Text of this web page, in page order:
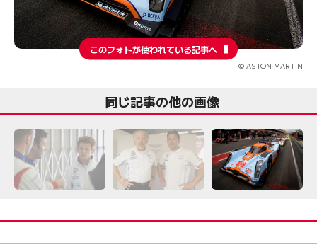
このフォトが使われている記事へ
© ASTON MARTIN
同じ記事の他の画像